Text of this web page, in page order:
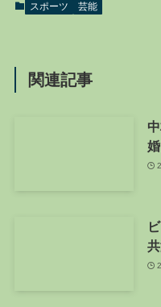
スポーツ 芸能
関連記事